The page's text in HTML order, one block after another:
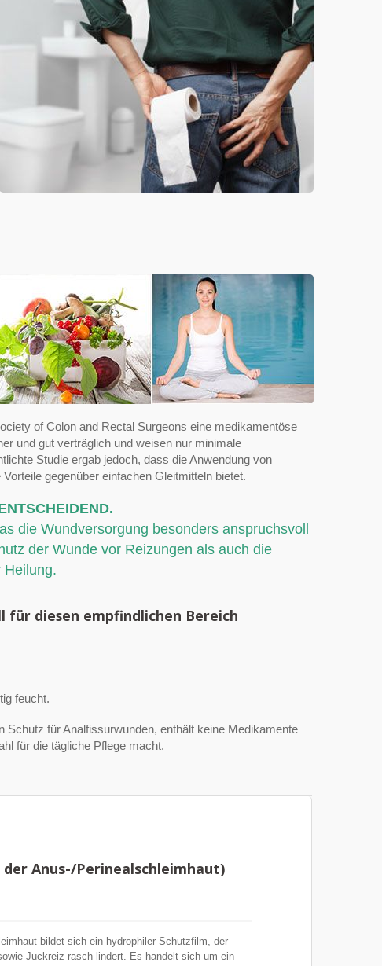
of Colon and Rectal Surgeons eine medikamentöse
und gut verträglich und weisen nur minimale
Studie ergab jedoch, dass die Anwendung von
gegenüber einfachen Gleitmitteln bietet.
die Wundversorgung besonders anspruchsvoll
der Wunde vor Reizungen als auch die
Heilung.
für diesen empfindlichen Bereich
feucht.
für Analfissurwunden, enthält keine Medikamente
für die tägliche Pflege macht.
Anus-/Perinealschleimhaut)
bildet sich ein hydrophiler Schutzfilm, der
Juckreiz rasch lindert. Es handelt sich um ein